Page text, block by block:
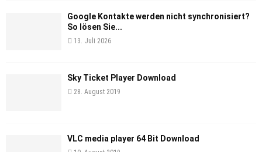
Google Kontakte werden nicht synchronisiert?
So lösen Sie...
13. Juli 2026
Sky Ticket Player Download
28. August 2019
VLC media player 64 Bit Download